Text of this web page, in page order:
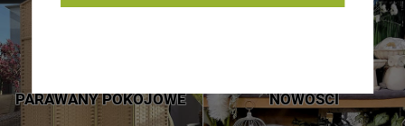
PARAWANY POKOJOWE NOWOŚCI